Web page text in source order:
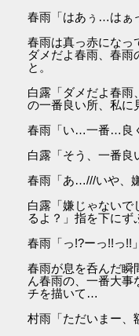
春雨「はあぅ…はぁ
春雨は真っ赤になっ
ダメだよ春雨、春雨
と。
白露「ダメだよ春
の一番良い所、私
春雨「い…一番…良
白露「そう、一番
春雨「あ…///いや、
白露「嫌じゃないで
るよ？」指を下にず
春雨「っ!?ーっ!!っ!!
春雨が息を呑んだ
ん春雨の、一番大事
チを描いて…
村雨「ただいまー